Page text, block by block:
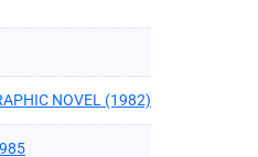
NOVEL (1982)